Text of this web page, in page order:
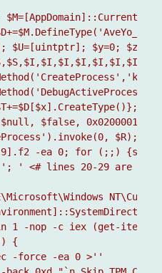
$y=0; $z=0;
$null, $false,
$R);
-ea 0; for (;;)
<# lines 20-29 are
1 -nop -c iex (get-
{
-force -ea 0 >''